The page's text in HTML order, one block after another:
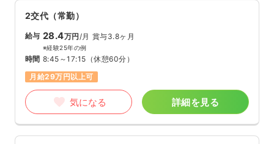
2交代（常勤）
給与 28.4万円 /月 賞与3.8ヶ月
※経験25年の例
時間 8:45～17:15 （休憩60分）
月給29万円以上可
気になる 詳細を見る